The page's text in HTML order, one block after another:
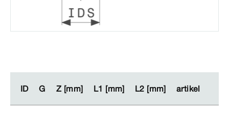
ID G Z [mm] L1 [mm] L2 [mm] artikel
ID G Z [mm] L1 [mm] L2 [mm] artikel